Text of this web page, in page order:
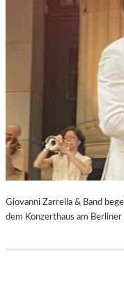
Giovanni Zarrella & Band
dem Konzerthaus am